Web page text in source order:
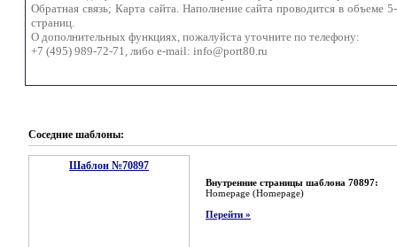
Обратная связь; Карта сайта. Наполнение сайта проводится в объеме
страниц.
О дополнительных функциях, пожалуйста уточните по телефону:
+7 (495) 989-72-71, либо e-mail: info@port80.ru
Соседние шаблоны:
Шаблон №70897
Внутренние страницы шаблона 70897:
Homepage (Homepage)
Перейти »